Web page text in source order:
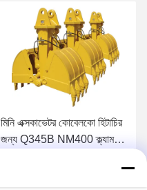
খননকারীর জন্য নির্মাণ হাইড্রোলিক
ক্ল্যামশেল বালতি 24 টন 26 টন